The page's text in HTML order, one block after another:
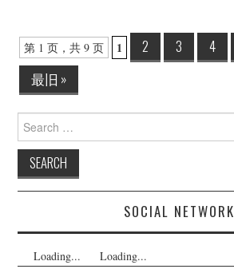
Post
navigation
第 1 页，共 9 页 1 2 3 4
最旧 »
Search
for:
SOCIAL NETWORK
Loading... Loading...